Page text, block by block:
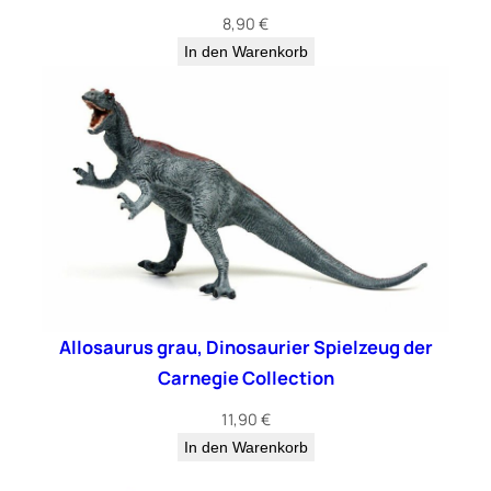
8,90 €
In den Warenkorb
Allosaurus grau, Dinosaurier Spielzeug der
Carnegie Collection
11,90 €
In den Warenkorb